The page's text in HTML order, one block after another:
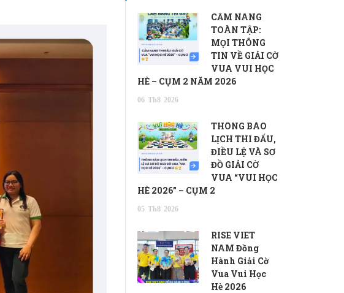
CẨM NANG
TOÀN TẬP:
MỌI THÔNG
TIN VỀ GIẢI CỜ
VUA VUI HỌC
HÈ – CỤM 2 NĂM 2026
06 Th8 2026
THÔNG BÁO
LỊCH THI ĐẤU,
ĐIỀU LỆ VÀ SƠ
ĐỒ GIẢI CỜ
VUA “VUI HỌC
HÈ 2026” – CỤM 2
05 Th8 2026
RISE VIET
NAM Đồng
Hành Giải Cờ
Vua Vui Học
Hè 2026